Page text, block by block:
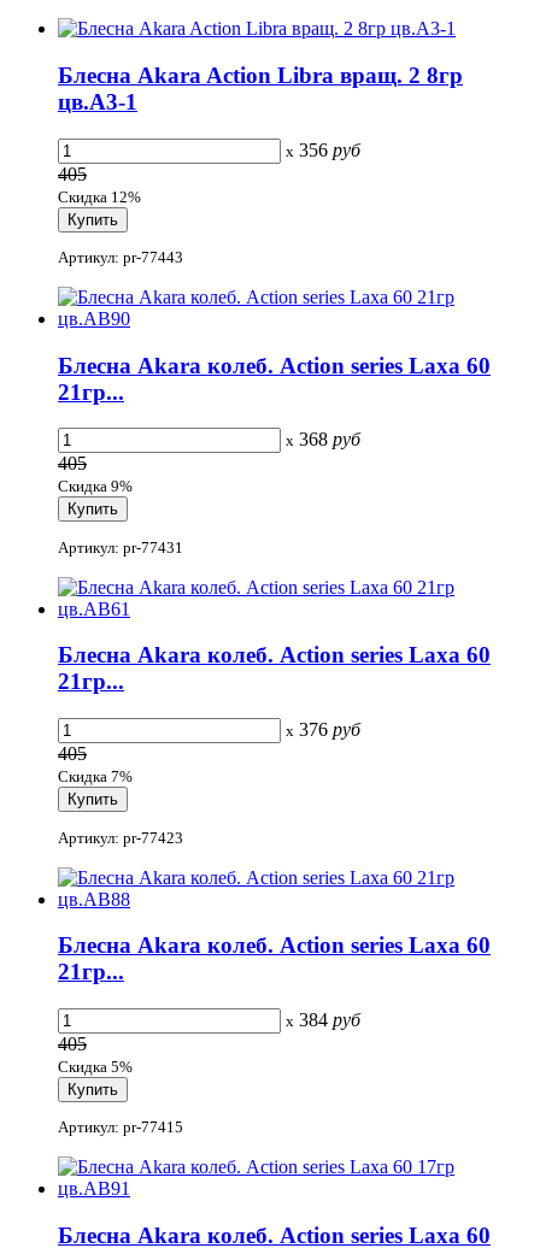
Блесна Akara Action Libra вращ. 2 8гр
цв.A3-1
x 356 руб
405
Скидка 12%
Артикул: pr-77443
Блесна Akara колеб. Action series Laxa 60
21гр...
x 368 руб
405
Скидка 9%
Артикул: pr-77431
Блесна Akara колеб. Action series Laxa 60
21гр...
x 376 руб
405
Скидка 7%
Артикул: pr-77423
Блесна Akara колеб. Action series Laxa 60
21гр...
x 384 руб
405
Скидка 5%
Артикул: pr-77415
Блесна Akara колеб. Action series Laxa 60